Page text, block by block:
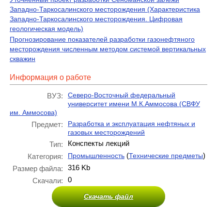
Западно-Таркосалинского месторождения (Характеристика
Западно-Таркосалинского месторождения. Цифровая
геологическая модель)
Прогнозирование показателей разработки газонефтяного
месторождения численным методом системой вертикальных
скважин
Информация о работе
ВУЗ:
Северо-Восточный федеральный
университет имени М.К.Аммосова (СВФУ
им. Аммосова)
Предмет:
Разработка и эксплуатация нефтяных и
газовых месторождений
Тип:
Конспекты лекций
Категория:
Промышленность (Технические предметы)
Размер файла:
316 Kb
Скачали:
0
Скачать файл